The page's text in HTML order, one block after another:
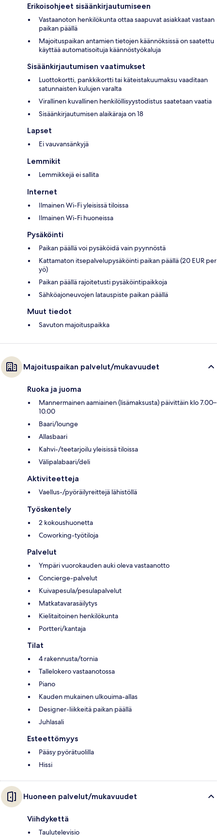
Erikoisohjeet sisäänkirjautumiseen
Vastaanoton henkilökunta ottaa saapuvat asiakkaat vastaan
paikan päällä
Majoituspaikan antamien tietojen käännöksissä on saatettu
käyttää automatisoituja käännöstyökaluja
Sisäänkirjautumisen vaatimukset
Luottokortti, pankkikortti tai käteistakuumaksu vaaditaan
satunnaisten kulujen varalta
Virallinen kuvallinen henkilöllisyystodistus saatetaan vaatia
Sisäänkirjautumisen alaikäraja on 18
Lapset
Ei vauvansänkyjä
Lemmikit
Lemmikkejä ei sallita
Internet
Ilmainen Wi-Fi yleisissä tiloissa
Ilmainen Wi-Fi huoneissa
Pysäköinti
Paikan päällä voi pysäköidä vain pyynnöstä
Kattamaton itsepalvelupysäköinti paikan päällä (20 EUR per
yö)
Paikan päällä rajoitetusti pysäköintipaikkoja
Sähköajoneuvojen latauspiste paikan päällä
Muut tiedot
Savuton majoituspaikka
Majoituspaikan palvelut/mukavuudet
Ruoka ja juoma
Mannermainen aamiainen (lisämaksusta) päivittäin klo 7.00–
10.00
Baari/lounge
Allasbaari
Kahvi-/teetarjoilu yleisissä tiloissa
Välipalabaari/deli
Aktiviteetteja
Vaellus-/pyöräilyreittejä lähistöllä
Työskentely
2 kokoushuonetta
Coworking-työtiloja
Palvelut
Ympäri vuorokauden auki oleva vastaanotto
Concierge-palvelut
Kuivapesula/pesulapalvelut
Matkatavarasäilytys
Kielitaitoinen henkilökunta
Portteri/kantaja
Tilat
4 rakennusta/tornia
Tallelokero vastaanotossa
Piano
Kauden mukainen ulkouima-allas
Designer-liikkeitä paikan päällä
Juhlasali
Esteettömyys
Pääsy pyörätuolilla
Hissi
Huoneen palvelut/mukavuudet
Viihdykettä
Taulutelevisio